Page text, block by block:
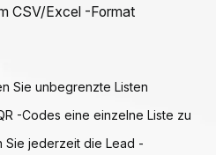
CSV/Excel -Format
Sie unbegrenzte Listen
-Codes eine einzelne Liste zu
Sie jederzeit die Lead -